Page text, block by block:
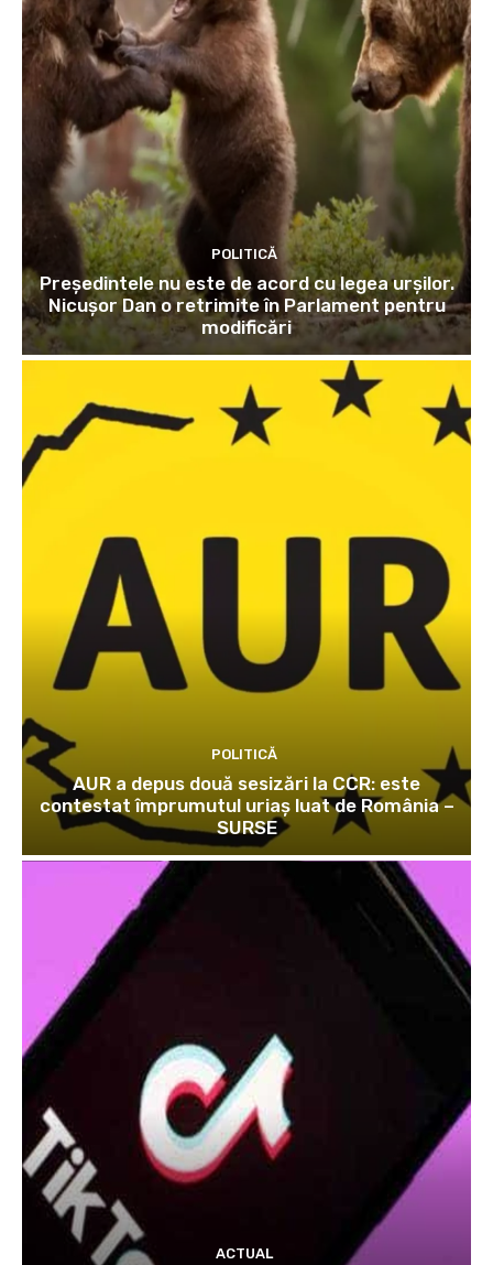
POLITICĂ
Președintele nu este de acord cu legea urșilor.
Nicușor Dan o retrimite în Parlament pentru
modificări
POLITICĂ
AUR a depus două sesizări la CCR: este
contestat împrumutul uriaș luat de România –
SURSE
ACTUAL